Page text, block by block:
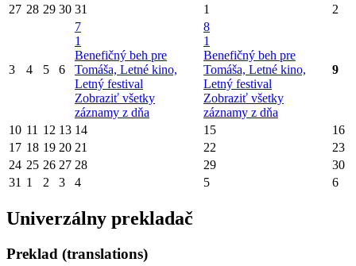
27 28 29 30 31 1 2
3 4 5 6
7
1
Benefičný beh pre
Tomáša, Letné kino,
Letný festival
Zobraziť všetky
záznamy z dňa
8
1
Benefičný beh pre
Tomáša, Letné kino,
Letný festival
Zobraziť všetky
záznamy z dňa
9
10 11 12 13 14 15
16
17 18 19 20 21 22
23
24 25 26 27 28 29
30
31 1 2 3 4 5 6
Univerzálny prekladač
Preklad (translations)